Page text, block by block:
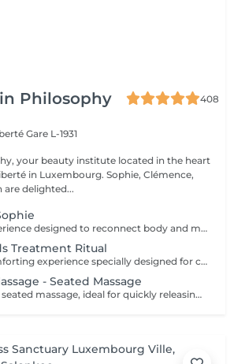
Philosophy
408
Gare L-1931
your beauty institute located in the heart
Sophie, Clémence,
are delighted...
An exclusive experience designed to reconnect body and mind. This signature treatment begins with a warm and soothing foot bath, inviting the body to slow down and release the first tensions. It continues with a deeply relaxing back massage, designed to relieve muscular tension, calm the nervous system and create a true sense of letting go. The experience then continues with a fully personalised facial, tailored to your skin's specific needs to cleanse, hydrate and restore comfort and radiance. At the heart of this ritual lies Sophie's signature massage, the KobiLift® : a precise and enveloping technique that stimulates, drains and firms the skin while enhancing its natural glow. Beyond visible results, this treatment brings a deep sense of balance, lightness and renewal. A suspended moment where time slows down, the mind relaxes and the body feels fully cared for. Ideal for those seeking deep relaxation, radiant skin and a true moment of reconnection.
Treatment Ritual
A gentle and comforting experience specially designed for children, introducing them to the pleasure of self-care in a safe and caring environment. You can choose the duration (60 or 90 minutes), and we create a personalised ritual adapted to their age, preferences and sensitivity. The experience may include a mini facial, a relaxing massage, a mini manicure or pedicure, with the option of nail polish application. Each session is designed as a playful and soothing moment, allowing children to discover well-being in a gentle way. The perfect introduction to self-care, respecting their pace and individual needs.
- Seated Massage
A deeply relaxing seated massage, ideal for quickly releasing built-up tension. Inspired by Ayurvedic techniques, this treatment focuses on the upper back, shoulders, neck and scalp to relieve muscular tension and calm the nervous system. Through targeted movements, it provides an immediate feeling of lightness, promotes mental relaxation and improves overall rest. An ideal treatment for a quick and effective break, helping you release pressure and restore a sense of calm and balance.